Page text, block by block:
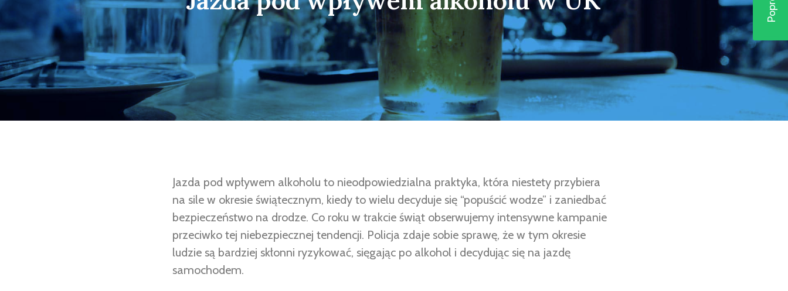
Jazda pod wpływem alkoholu to nieodpowiedzialna praktyka, która niestety przybiera
na sile w okresie świątecznym, kiedy to wielu decyduje się “popuścić wodze” i zaniedbać
bezpieczeństwo na drodze. Co roku w trakcie świąt obserwujemy intensywne kampanie
przeciwko tej niebezpiecznej tendencji. Policja zdaje sobie sprawę, że w tym okresie
ludzie są bardziej skłonni ryzykować, sięgając po alkohol i decydując się na jazdę
samochodem.